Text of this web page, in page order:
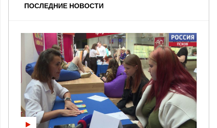
ПОСЛЕДНИЕ НОВОСТИ